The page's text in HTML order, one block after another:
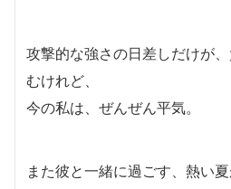
攻撃的な強さの日差しだけが
むけれど、
今の私は、ぜんぜん平気。
また彼と一緒に過ごす、熱い